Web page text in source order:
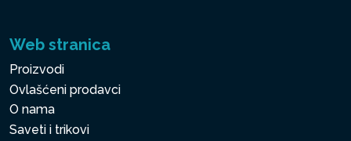
Web stranica
Proizvodi
Ovlašćeni prodavci
O nama
Saveti i trikovi